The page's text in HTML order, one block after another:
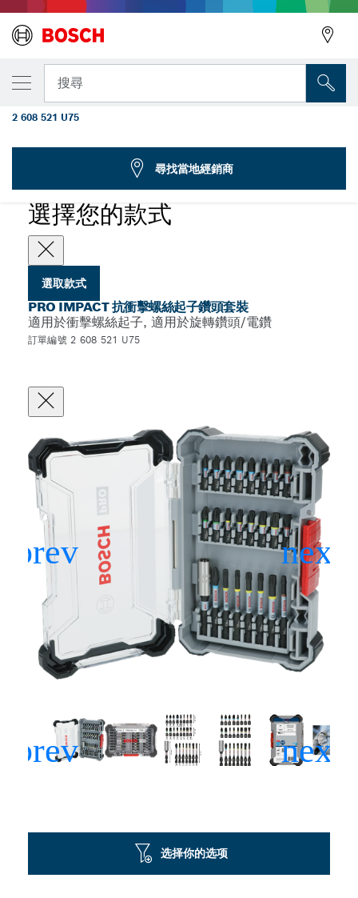
搜尋
選擇您的款式
選取款式
PRO IMPACT 抗衝擊螺絲起子鑽頭套裝
適用於衝擊螺絲起子, 適用於旋轉鑽頭/電鑽
訂單編號 2 608 521 U75
选择你的选项
您選取的款式
PRO Impact 抗衝擊螺絲起子鑽頭套裝，24 件
組
2 608 521 U75
尋找當地經銷商